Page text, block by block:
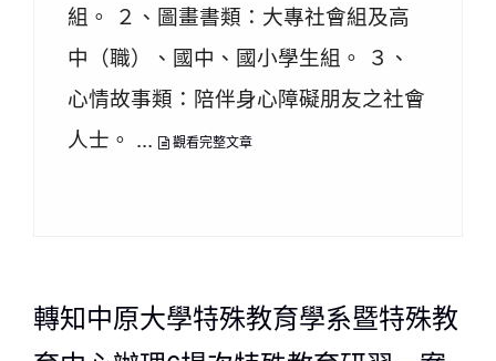
組。 ２、圖畫書類：大專社會組及高
中（職）、國中、國小學生組。 ３、
心情故事類：陪伴身心障礙朋友之社會
人士。 ...
觀看完整文章
轉知中原大學特殊教育學系暨特殊教